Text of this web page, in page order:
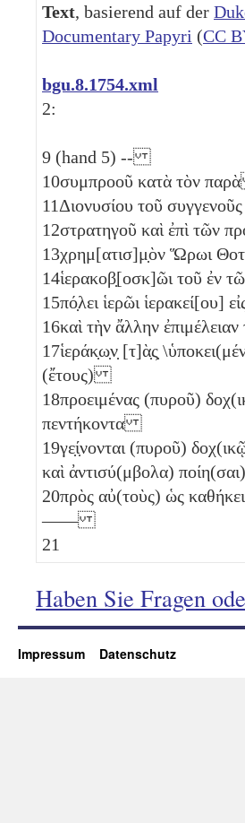
Text, basierend auf der
Documentary Papyri (CC
bgu.8.1754.xml
2:
9 (hand 5) --
10συμπροοῦ κατὰ τὸν
11Διονυσίου τοῦ
12στρατηγοῦ καὶ ἐπὶ τῶν
13χρημ[ατισ]μ̣ὸν Ὥρωι
14ἱερακοβ̣[οσκ]ῶι τοῦ ἐν
15πό̣λει ἱερῶι ἱερακεί[ου]
16καὶ τὴν ἄλλην
17ἱεράκ̣ω̣ν̣ [τ]ὰ̣ς̣
(ἔτους)
18προειμένας (πυροῦ)
πεντήκοντα
19γε̣ί̣νονται (πυροῦ)
καὶ ἀντισύ(μβολα)
20πρὸς αὐ(τοὺς) ὡς
——
21
Haben Sie Fragen
Impressum Datenschutz